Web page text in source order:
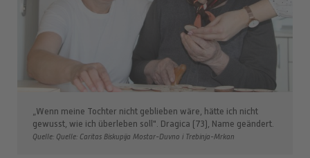
„Wenn meine Tochter nicht geblieben wäre, hätte ich nicht
gewusst, wie ich überleben soll". Dragica (73), Name geändert.
Quelle: Quelle: Caritas Biskupija Mostar-Duvno i Trebinja-Mrkan